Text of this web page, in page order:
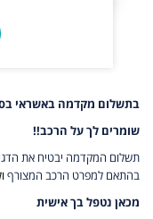
בתשלום מקדמה באשראי בסך 2000
שומרים לך על הרכב!!
בהתאם למפרט הרכב המצורף
מכאן נטפל בך אישית